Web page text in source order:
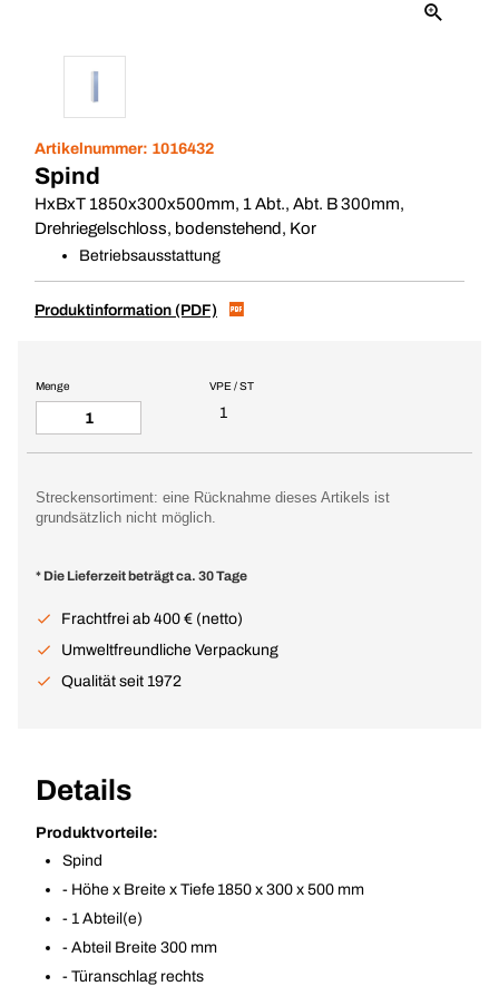
Artikelnummer: 1016432
Spind
HxBxT 1850x300x500mm, 1 Abt., Abt. B 300mm,
Drehriegelschloss, bodenstehend, Kor
Betriebsausstattung
Produktinformation (PDF)
VPE / ST
1
Menge
Streckensortiment: eine Rücknahme dieses Artikels ist
grundsätzlich nicht möglich.
* Die Lieferzeit beträgt ca. 30 Tage
Frachtfrei ab 400 € (netto)
Umweltfreundliche Verpackung
Qualität seit 1972
Details
Produktvorteile:
Spind
- Höhe x Breite x Tiefe 1850 x 300 x 500 mm
- 1 Abteil(e)
- Abteil Breite 300 mm
- Türanschlag rechts